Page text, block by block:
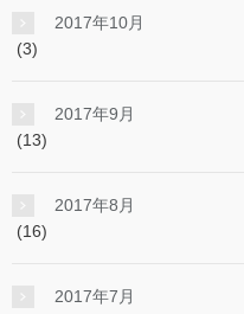
2017年10月
(3)
2017年9月
(13)
2017年8月
(16)
2017年7月